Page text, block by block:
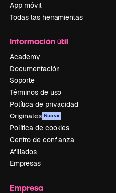
App móvil
Todas las herramientas
Información útil
Academy
Documentación
Soporte
Términos de uso
Política de privacidad
Originales Nuevo
Política de cookies
Centro de confianza
Afiliados
Empresas
Empresa